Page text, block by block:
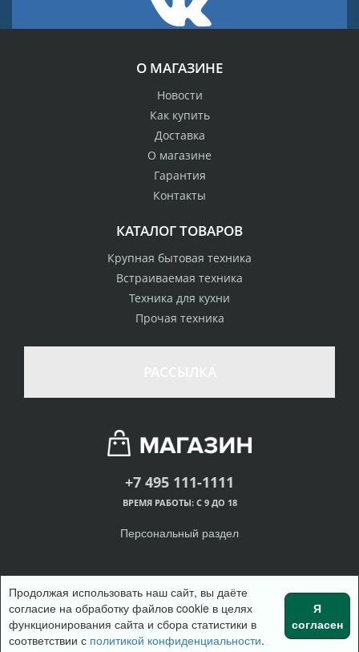
О МАГАЗИНЕ
Новости
Как купить
Доставка
О магазине
Гарантия
Контакты
КАТАЛОГ ТОВАРОВ
Крупная бытовая техника
Встраиваемая техника
Техника для кухни
Прочая техника
+7 495 111-1111
ВРЕМЯ РАБОТЫ: С 9 ДО 18
Персональный раздел
© Интернет-магазин одежды, 2018
Наверх
Войти Регистрация
Корзина 0 позицийна сумму0 руб.
Продолжая использовать наш сайт, вы даёте
согласие на обработку файлов cookie в целях
функционирования сайта и сбора статистики в
соответствии с политикой конфиденциальности.
Я
согласен